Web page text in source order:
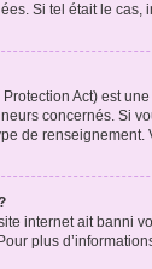
Si tel était le
Act) est
concernés. Si
de renseignement.
internet ait banni
plus